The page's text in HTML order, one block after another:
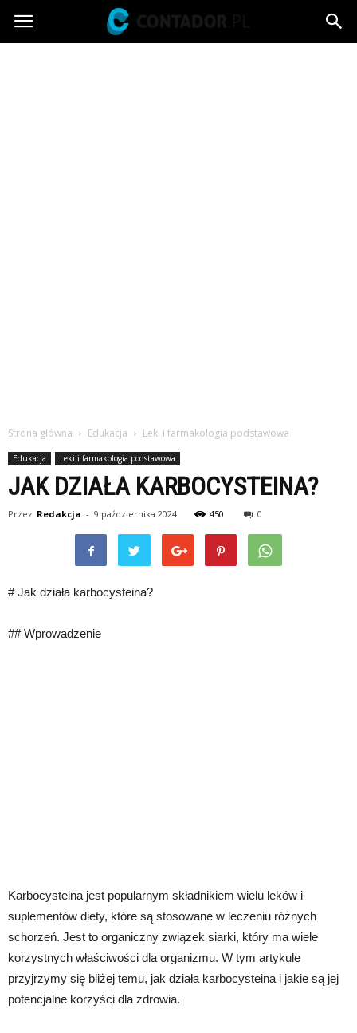
Contador.pl
Strona główna Edukacja Leki i farmakologia podstawowa
Edukacja Leki i farmakologia podstawowa
JAK DZIAŁA KARBOCYSTEINA?
Przez Redakcja - 9 października 2024 450 0
# Jak działa karbocysteina?
## Wprowadzenie
Karbocysteina jest popularnym składnikiem wielu leków i
suplementów diety, które są stosowane w leczeniu różnych
schorzeń. Jest to organiczny związek siarki, który ma wiele
korzystnych właściwości dla organizmu. W tym artykule
przyjrzymy się bliżej temu, jak działa karbocysteina i jakie są jej
potencjalne korzyści dla zdrowia.